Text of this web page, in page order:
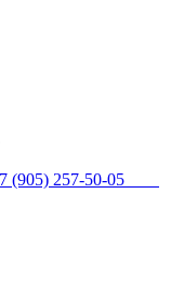
пр. 5
50-05